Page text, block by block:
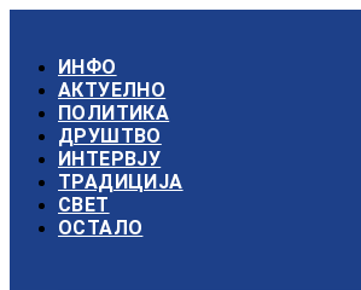
садржајИНФО
АКТУЕЛНО
ПОЛИТИКА
ДРУШТВО
ИНТЕРВЈУ
ТРАДИЦИЈА
СВЕТ
ОСТАЛО